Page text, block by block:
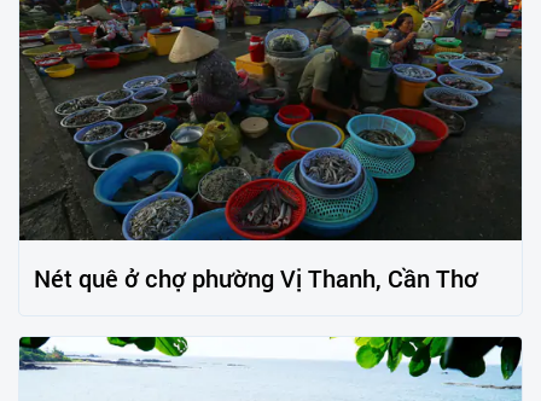
Nét quê ở chợ phường Vị Thanh, Cần Thơ